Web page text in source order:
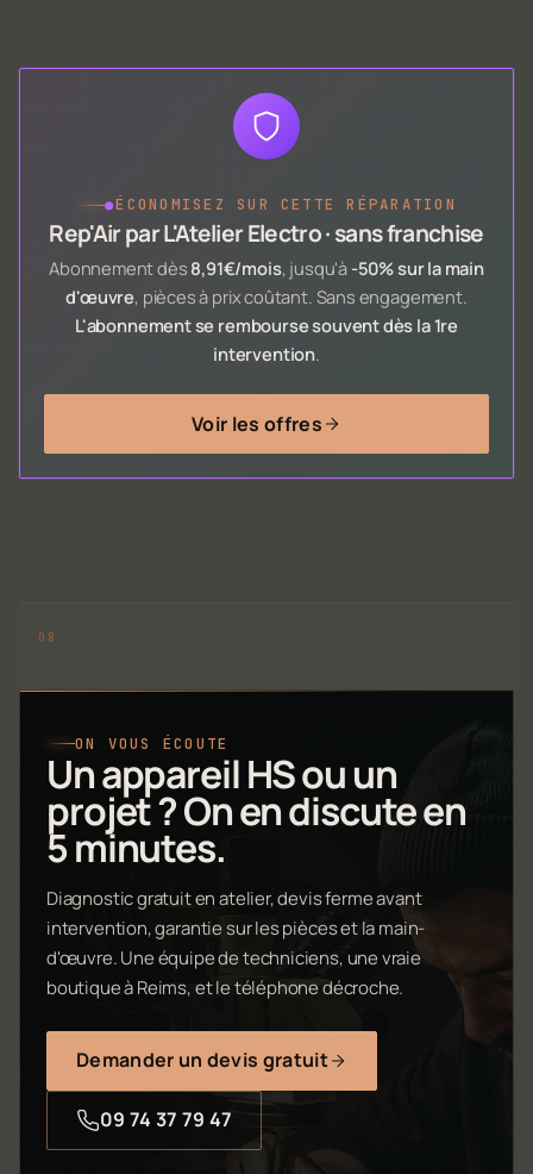
●ÉCONOMISEZ SUR CETTE RÉPARATION
Rep'Air par L'Atelier Electro · sans franchise
Abonnement dès 8,91€/mois, jusqu'à -50% sur la main
d'œuvre, pièces à prix coûtant. Sans engagement.
L'abonnement se rembourse souvent dès la 1re
intervention.
Voir les offres
ON VOUS ÉCOUTE
Un appareil HS ou un
projet ? On en discute en
5 minutes.
Diagnostic gratuit en atelier, devis ferme avant
intervention, garantie sur les pièces et la main-
d'œuvre. Une équipe de techniciens, une vraie
boutique à Reims, et le téléphone décroche.
Demander un devis gratuit
09 74 37 79 47